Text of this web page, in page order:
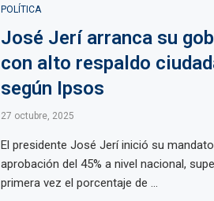
POLÍTICA
José Jerí arranca su
con alto respaldo
según Ipsos
27 octubre, 2025
El presidente José Jerí inició su
aprobación del 45% a nivel nacional,
primera vez el porcentaje de ...